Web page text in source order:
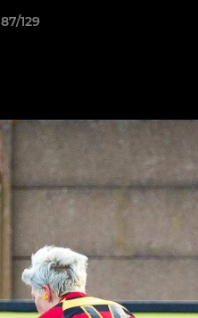
87/129